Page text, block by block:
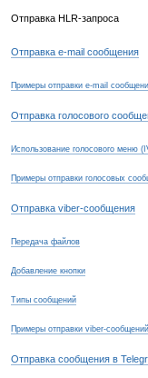
Отправка HLR-запроса
Отправка e-mail сообщения
Примеры отправки e-mail
Отправка голосового
Использование голосового меню
Примеры отправки голосовых
Отправка viber-сообщения
Передача файлов
Добавление кнопки
Типы сообщений
Примеры отправки viber-сообщений
Отправка сообщения в